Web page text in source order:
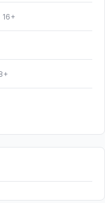
16+